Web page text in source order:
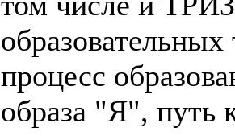
процесс
образа "Я", путь